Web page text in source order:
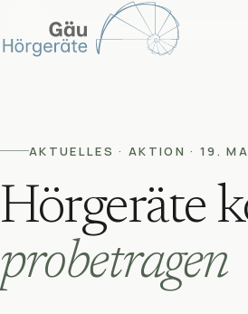
AKTUELLES · AKTION · 19.
Hörgeräte
probetragen